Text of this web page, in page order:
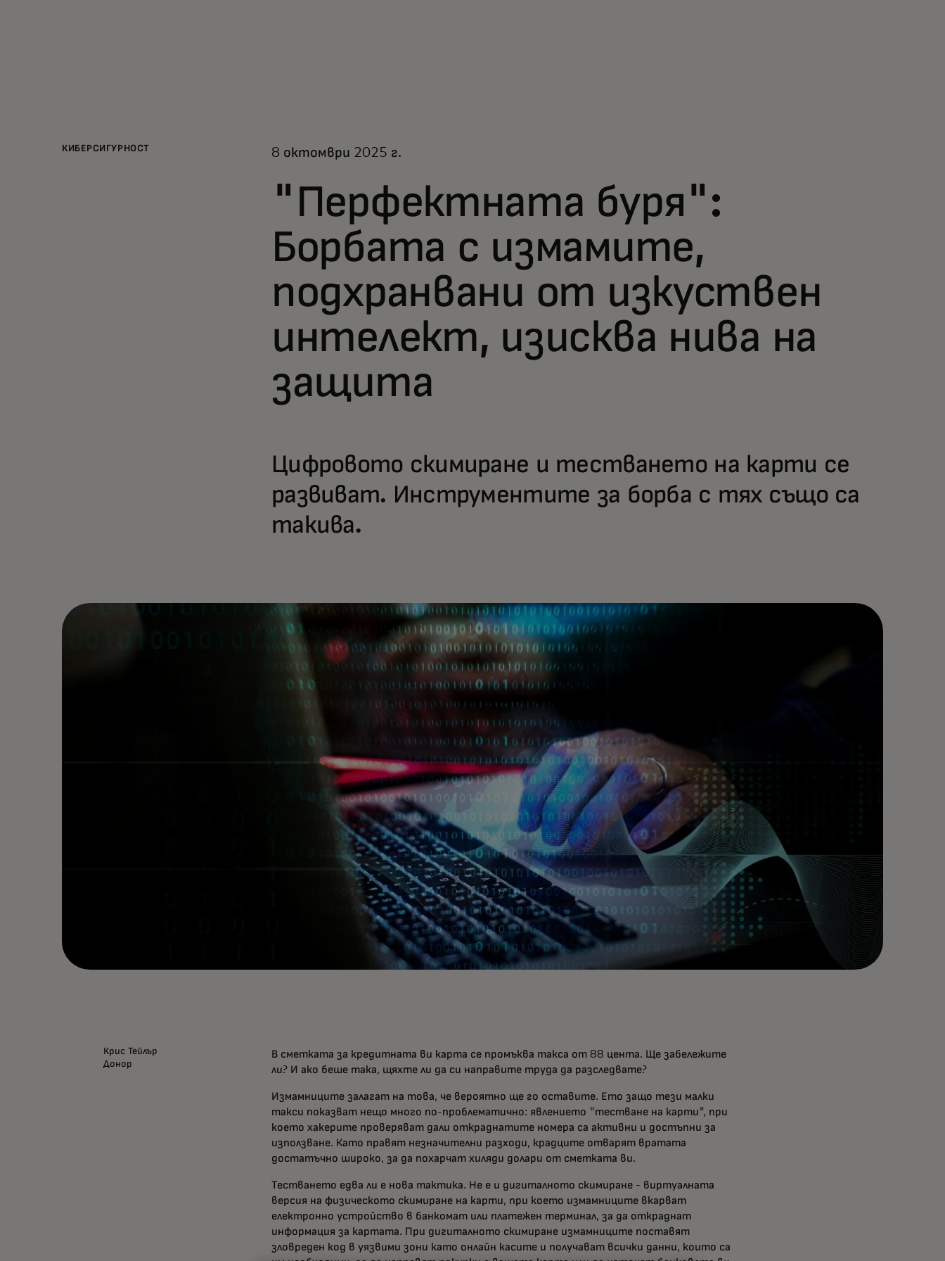
КИБЕРСИГУРНОСТ 8 октомври 2025 г.
"Перфектната буря":
Борбата с измамите,
подхранвани от изкуствен
интелект, изисква нива на
защита
Цифровото скимиране и тестването на карти се
развиват. Инструментите за борба с тях също са
такива.
Крис Тейлър
Донор
В сметката за кредитната ви карта се промъква такса от 88 цента. Ще забележите
ли? И ако беше така, щяхте ли да си направите труда да разследвате?
Измамниците залагат на това, че вероятно ще го оставите. Ето защо тези малки
такси показват нещо много по-проблематично: явлението "тестване на карти", при
което хакерите проверяват дали откраднатите номера са активни и достъпни за
използване. Като правят незначителни разходи, крадците отварят вратата
достатъчно широко, за да похарчат хиляди долари от сметката ви.
Тестването едва ли е нова тактика. Не е и дигиталното скимиране - виртуалната
версия на физическото скимиране на карти, при което измамниците вкарват
електронно устройство в банкомат или платежен терминал, за да откраднат
информация за картата. При дигиталното скимиране измамниците поставят
зловреден код в уязвими зони като онлайн касите и получават всички данни, които са